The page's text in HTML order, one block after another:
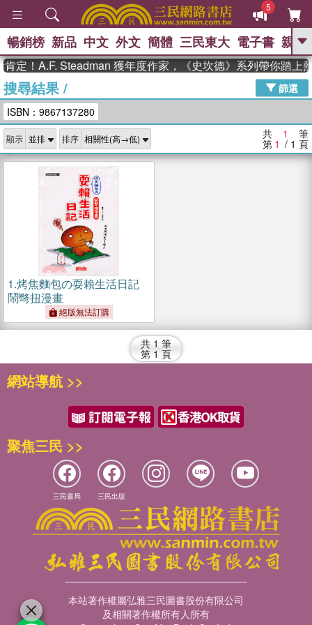
5
GO
高希均教授回憶錄
、 The Odyssey 、 父親節 、 如果歷
獎 臺灣漫遊錄 、 方念華 、 台灣的李
登輝時代
數學女孩：黎曼猜想 、
偉大的迷走神經
暢銷榜 新品 中文 外文 簡體 三民東大 電子書 親子
定！A.F. Steadman 獲年度作家，《史坎德》系列帶你踏上
搜尋結果/
篩選
ISBN：9867137280
顯示 排序 共 1 筆
第 1 / 1 頁
1.烤焦麵包の耍賴生活日記
鬧彆扭漫畫
絕版無法訂購
共 1 筆
第 1 頁
網站導航 >>
聚焦三民 >>
三民書局 三民出版
本站著作權屬弘雅三民圖書股份有限公司
及相關著作權所有人所有